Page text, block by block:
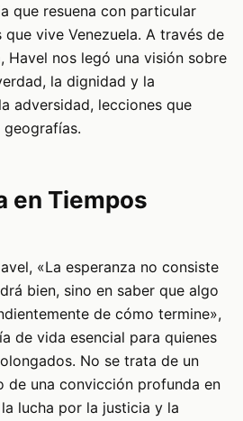
que resuena con particular
vive Venezuela. A través de
Havel nos legó una visión sobre
la dignidad y la
adversidad, lecciones que
en Tiempos
«La esperanza no consiste
bien, sino en saber que algo
de cómo termine»,
de vida esencial para quienes
No se trata de un
de una convicción profunda en
lucha por la justicia y la